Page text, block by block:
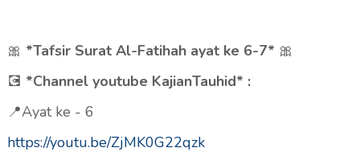
🎀 *Tafsir Surat Al-Fatihah ayat ke 6-7* 🎀
💽 *Channel youtube KajianTauhid* :
📍Ayat ke - 6
https://youtu.be/ZjMK0G22qzk